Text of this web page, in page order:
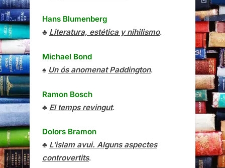
Hans Blumenberg
♣ Literatura, estética y nihilismo.
Michael Bond
♠ Un ós anomenat Paddington.
Ramon Bosch
♣ El temps revingut.
Dolors Bramon
♣ L’islam avui. Alguns aspectes
controvertits.